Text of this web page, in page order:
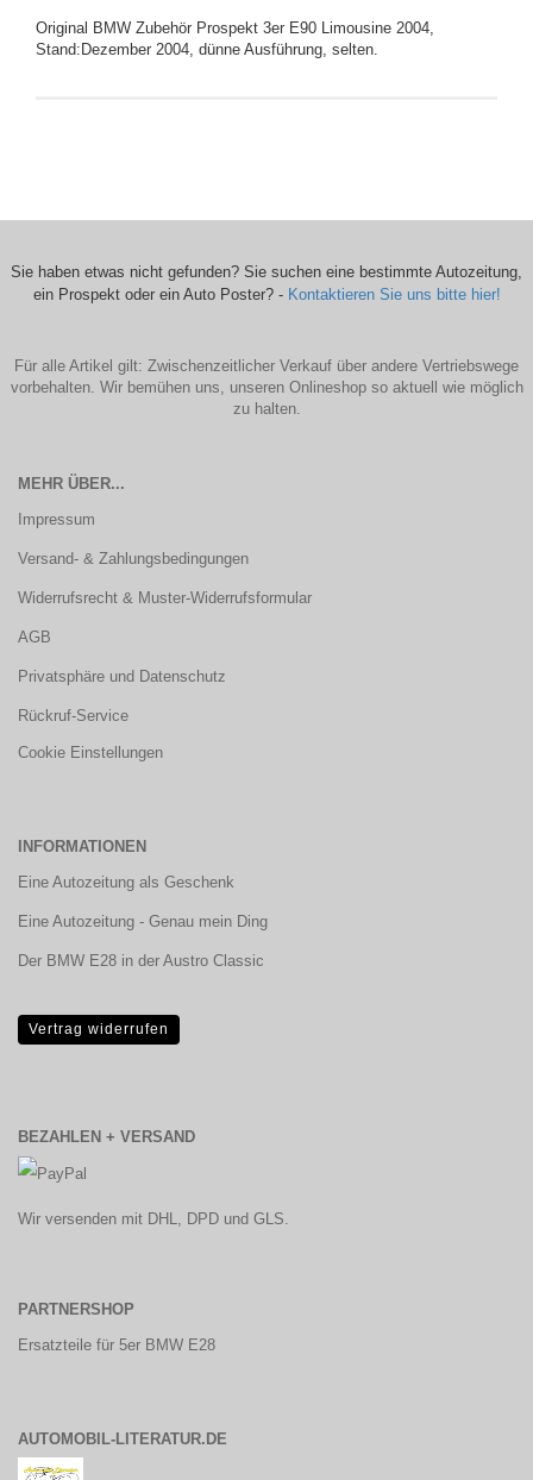
Original BMW Zubehör Prospekt 3er E90 Limousine 2004,
Stand:Dezember 2004, dünne Ausführung, selten.
Sie haben etwas nicht gefunden? Sie suchen eine bestimmte Autozeitung,
ein Prospekt oder ein Auto Poster? - Kontaktieren Sie uns bitte hier!
Für alle Artikel gilt: Zwischenzeitlicher Verkauf über andere Vertriebswege
vorbehalten. Wir bemühen uns, unseren Onlineshop so aktuell wie möglich
zu halten.
MEHR ÜBER...
Impressum
Versand- & Zahlungsbedingungen
Widerrufsrecht & Muster-Widerrufsformular
AGB
Privatsphäre und Datenschutz
Rückruf-Service
Cookie Einstellungen
INFORMATIONEN
Eine Autozeitung als Geschenk
Eine Autozeitung - Genau mein Ding
Der BMW E28 in der Austro Classic
Vertrag widerrufen
BEZAHLEN + VERSAND
Wir versenden mit DHL, DPD und GLS.
PARTNERSHOP
Ersatzteile für 5er BMW E28
AUTOMOBIL-LITERATUR.DE